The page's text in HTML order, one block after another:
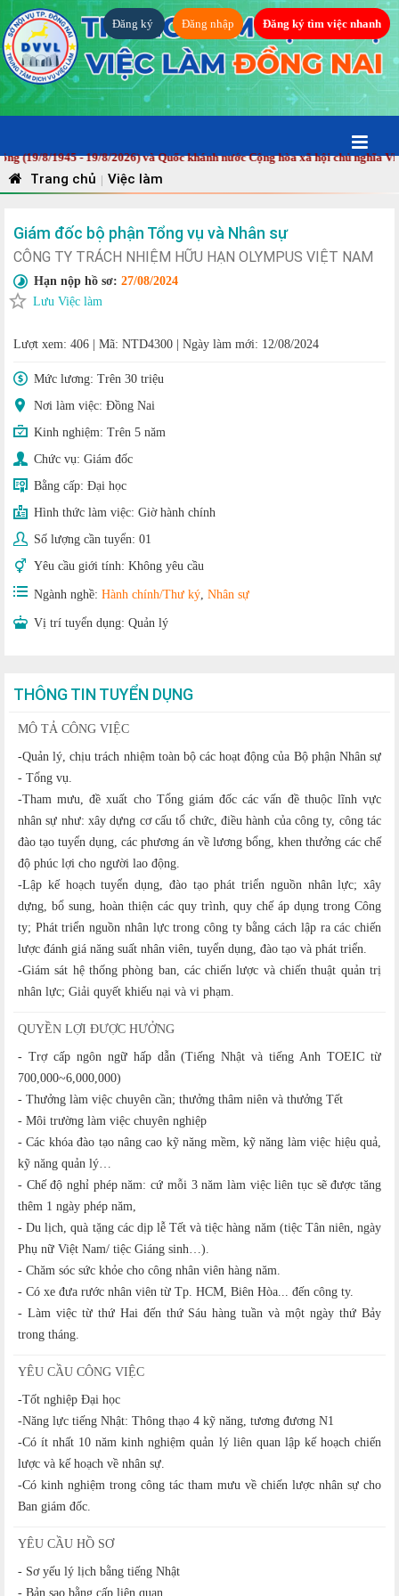
Đăng ký Đăng nhập Đăng ký tìm việc nhanh
8/1945 - 19/8/2026) và Quốc khánh nước Cộng hòa xã hội chủ nghĩa
Trang chủ | Việc làm
Giám đốc bộ phận Tổng vụ và Nhân sự
CÔNG TY TRÁCH NHIỆM HỮU HẠN OLYMPUS VIỆT NAM
Hạn nộp hồ sơ: 27/08/2024
Lưu Việc làm
Lượt xem: 406 Mã: NTD4300 Ngày làm mới: 12/08/2024
Mức lương: Trên 30 triệu
Nơi làm việc: Đồng Nai
Kinh nghiệm: Trên 5 năm
Chức vụ: Giám đốc
Bằng cấp: Đại học
Hình thức làm việc: Giờ hành chính
Số lượng cần tuyển: 01
Yêu cầu giới tính: Không yêu cầu
Ngành nghề: Hành chính/Thư ký, Nhân sự
Vị trí tuyển dụng: Quản lý
THÔNG TIN TUYỂN DỤNG
MÔ TẢ CÔNG VIỆC
-Quản lý, chịu trách nhiệm toàn bộ các hoạt động của Bộ phận Nhân sự
- Tổng vụ.
-Tham mưu, đề xuất cho Tổng giám đốc các vấn đề thuộc lĩnh vực
nhân sự như: xây dựng cơ cấu tổ chức, điều hành của công ty, công tác
đào tạo tuyển dụng, các phương án về lương bổng, khen thưởng các chế
độ phúc lợi cho người lao động.
-Lập kế hoạch tuyển dụng, đào tạo phát triển nguồn nhân lực; xây
dựng, bổ sung, hoàn thiện các quy trình, quy chế áp dụng trong Công
ty; Phát triển nguồn nhân lực trong công ty bằng cách lập ra các chiến
lược đánh giá năng suất nhân viên, tuyển dụng, đào tạo và phát triển.
-Giám sát hệ thống phòng ban, các chiến lược và chiến thuật quản trị
nhân lực; Giải quyết khiếu nại và vi phạm.
QUYỀN LỢI ĐƯỢC HƯỞNG
- Trợ cấp ngôn ngữ hấp dẫn (Tiếng Nhật và tiếng Anh TOEIC từ
700,000~6,000,000)
- Thưởng làm việc chuyên cần; thưởng thâm niên và thưởng Tết
- Môi trường làm việc chuyên nghiệp
- Các khóa đào tạo nâng cao kỹ năng mềm, kỹ năng làm việc hiệu quả,
kỹ năng quản lý…
- Chế độ nghỉ phép năm: cứ mỗi 3 năm làm việc liên tục sẽ được tăng
thêm 1 ngày phép năm,
- Du lịch, quà tặng các dịp lễ Tết và tiệc hàng năm (tiệc Tân niên, ngày
Phụ nữ Việt Nam/ tiệc Giáng sinh…).
- Chăm sóc sức khỏe cho công nhân viên hàng năm.
- Có xe đưa rước nhân viên từ Tp. HCM, Biên Hòa... đến công ty.
- Làm việc từ thứ Hai đến thứ Sáu hàng tuần và một ngày thứ Bảy
trong tháng.
YÊU CẦU CÔNG VIỆC
-Tốt nghiệp Đại học
-Năng lực tiếng Nhật: Thông thạo 4 kỹ năng, tương đương N1
-Có ít nhất 10 năm kinh nghiệm quản lý liên quan lập kế hoạch chiến
lược và kế hoạch về nhân sự.
-Có kinh nghiệm trong công tác tham mưu về chiến lược nhân sự cho
Ban giám đốc.
YÊU CẦU HỒ SƠ
- Sơ yếu lý lịch bằng tiếng Nhật
- Bản sao bằng cấp liên quan